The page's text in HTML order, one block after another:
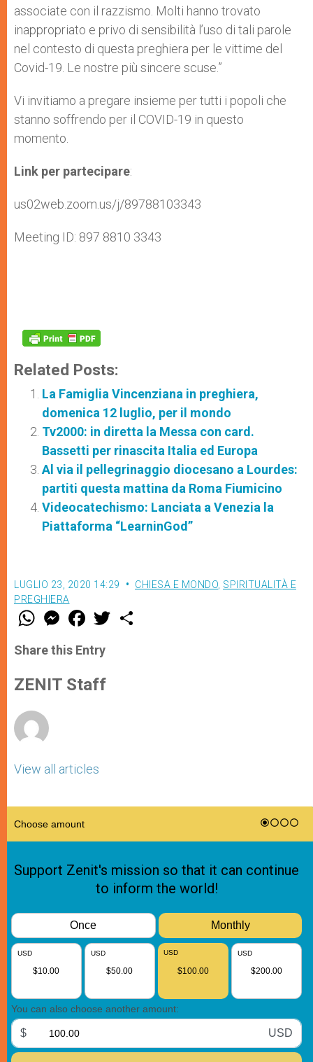
associate con il razzismo. Molti hanno trovato
inappropriato e privo di sensibilità l’uso di tali parole
nel contesto di questa preghiera per le vittime del
Covid-19. Le nostre più sincere scuse.”
Vi invitiamo a pregare insieme per tutti i popoli che
stanno soffrendo per il COVID-19 in questo
momento.
Link per partecipare:
us02web.zoom.us/j/89788103343
Meeting ID: 897 8810 3343
Related Posts:
La Famiglia Vincenziana in preghiera,
domenica 12 luglio, per il mondo
Tv2000: in diretta la Messa con card.
Bassetti per rinascita Italia ed Europa
Al via il pellegrinaggio diocesano a Lourdes:
partiti questa mattina da Roma Fiumicino
Videocatechismo: Lanciata a Venezia la
Piattaforma “LearninGod”
LUGLIO 23, 2020 14:29 CHIESA E MONDO SPIRITUALITÀ E
PREGHIERA
W
t
s
p
p
M
e
s
e
g
e
F
a
e
b
o
k
w
Share this Entry
ZENIT Staff
View all articles